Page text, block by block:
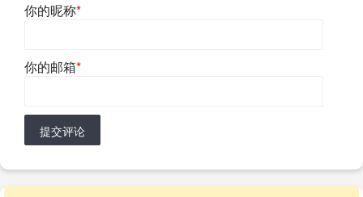
你的昵称*
你的邮箱*
提交评论